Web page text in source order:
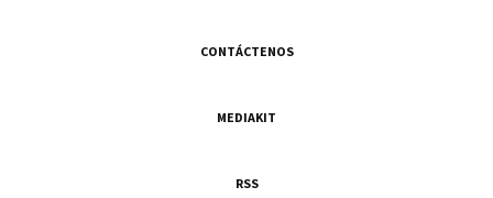
CONTÁCTENOS
MEDIAKIT
RSS